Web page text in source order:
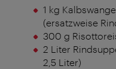
1 kg
(ersatzweise
300 g
2 Liter
2,5 Liter)